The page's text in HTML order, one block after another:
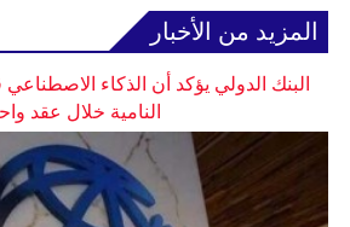
المزيد من الأخبار
البنك الدولي يؤكد أن الذكاء
النامية خلال عقد